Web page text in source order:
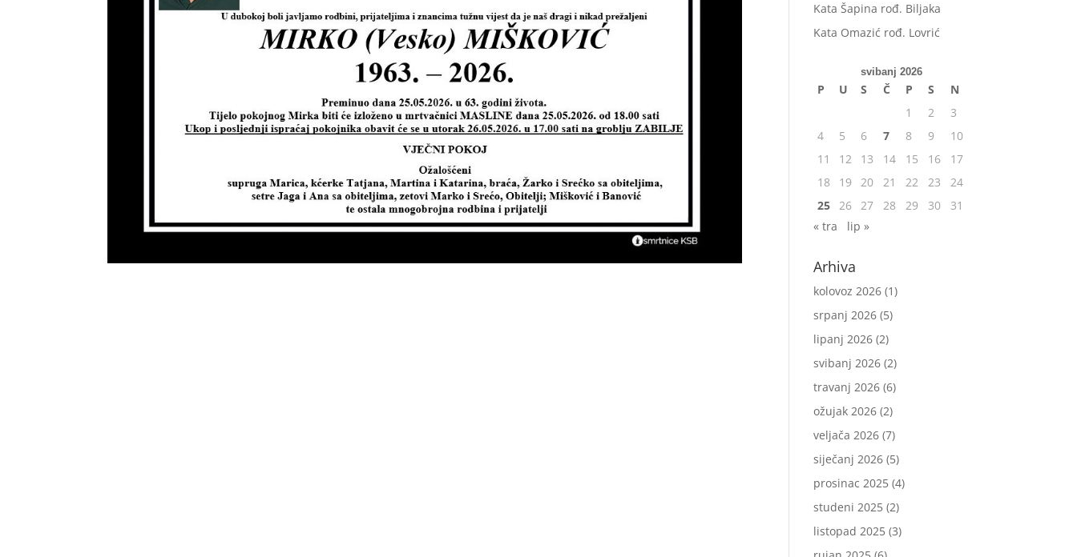
Kata Šapina rođ. Biljaka
Kata Omazić rođ. Lovrić
svibanj 2026
P U S Č P S
N
1
2
3
4
5 6 7 8 9
10
11
12 13 14 15 16
17
18
19 20 21 22 23
24
25 26 27 28 29 30
31
« tra
lip »
Arhiva
kolovoz 2026 (1)
srpanj 2026 (5)
lipanj 2026 (2)
svibanj 2026 (2)
travanj 2026 (6)
ožujak 2026 (2)
veljača 2026 (7)
siječanj 2026 (5)
prosinac 2025 (4)
studeni 2025 (2)
listopad 2025 (3)